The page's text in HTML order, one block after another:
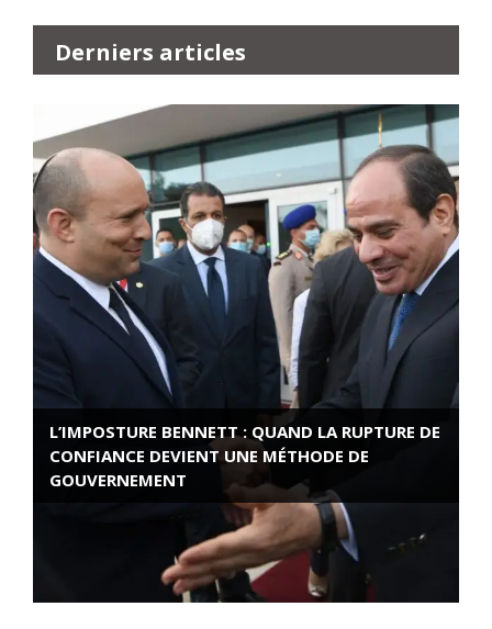
Derniers articles
L’IMPOSTURE BENNETT : QUAND LA RUPTURE DE
CONFIANCE DEVIENT UNE MÉTHODE DE
GOUVERNEMENT
ROSE VALLAND, HEROÏNE DE LA RESISTANCE